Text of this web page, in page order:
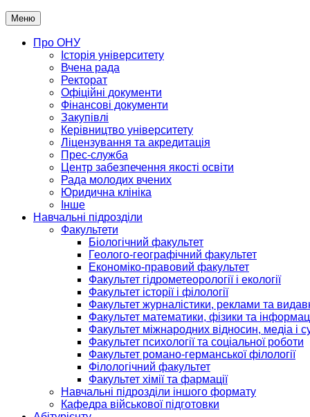
Меню
Про ОНУ
Історія університету
Вчена рада
Ректорат
Офіційні документи
Фінансові документи
Закупівлі
Керівництво університету
Ліцензування та акредитація
Прес-служба
Центр забезпечення якості освіти
Рада молодих вчених
Юридична клініка
Інше
Навчальні підрозділи
Факультети
Біологічний факультет
Геолого-географічний факультет
Економіко-правовий факультет
Факультет гідрометеорології і екології
Факультет історії і філології
Факультет журналістики, реклами та
Факультет математики, фізики та
Факультет міжнародних відносин, медіа і
Факультет психології та соціальної роботи
Факультет романо-германської філології
Філологічний факультет
Факультет хімії та фармації
Навчальні підрозділи іншого формату
Кафедра військової підготовки